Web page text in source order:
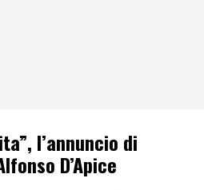
l’annuncio di
D’Apice